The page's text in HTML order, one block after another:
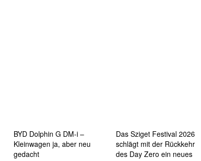
BYD Dolphin G DM-i –
Kleinwagen ja, aber neu
gedacht
Das Sziget Festival 2026
schlägt mit der Rückkehr
des Day Zero ein neues